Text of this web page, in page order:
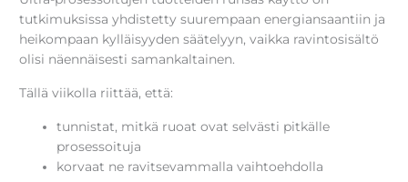
tutkimuksissa yhdistetty suurempaan energiansaantiin ja
heikompaan kylläisyyden säätelyyn, vaikka ravintosisältö
olisi näennäisesti samankaltainen.
Tällä viikolla riittää, että:
tunnistat, mitkä ruoat ovat selvästi pitkälle
prosessoituja
korvaat ne ravitsevammalla vaihtoehdolla